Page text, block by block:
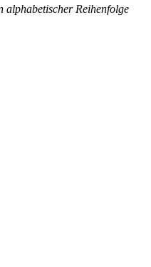
alphabetischer Reihenfolge